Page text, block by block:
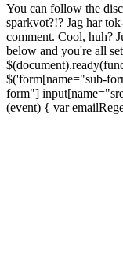
You can follow the
sparkvot?!? Jag har
comment. Cool, huh?
below and you're all
$('form[name="sub-
form"]
(event) { var